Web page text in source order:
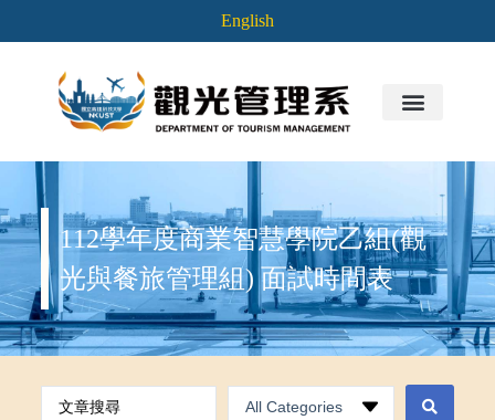
English
112學年度商業智慧學院乙組(觀
光與餐旅管理組) 面試時間表